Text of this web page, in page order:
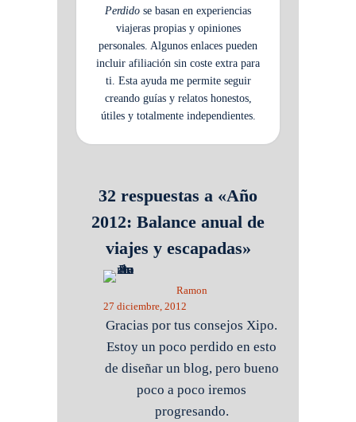
Perdido se basan en experiencias
viajeras propias y opiniones
personales. Algunos enlaces pueden
incluir afiliación sin coste extra para
ti. Esta ayuda me permite seguir
creando guías y relatos honestos,
útiles y totalmente independientes.
32 respuestas a «Año
2012: Balance anual de
viajes y escapadas»
Ramon
27 diciembre, 2012
Gracias por tus consejos Xipo.
Estoy un poco perdido en esto
de diseñar un blog, pero bueno
poco a poco iremos
progresando.